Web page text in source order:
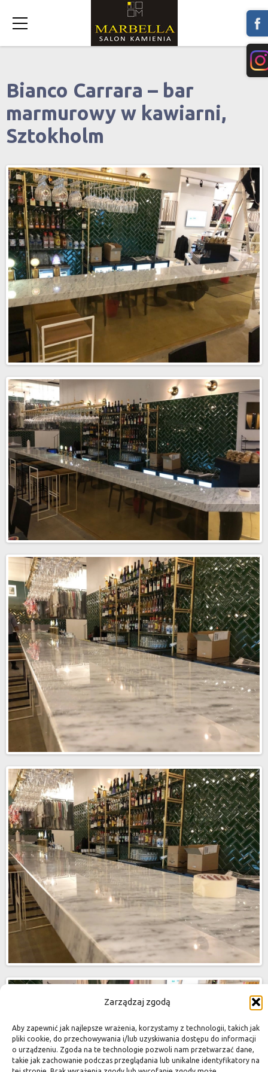
Zarządzaj zgodą
Aby zapewnić jak najlepsze wrażenia, korzystamy z technologii, takich jak
pliki cookie, do przechowywania i/lub uzyskiwania dostępu do informacji
o urządzeniu. Zgoda na te technologie pozwoli nam przetwarzać dane,
takie jak zachowanie podczas przeglądania lub unikalne identyfikatory na
Bianco Carrara – bar
marmurowy w kawiarni,
Sztokholm